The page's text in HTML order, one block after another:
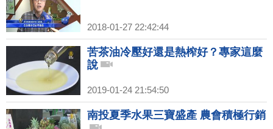
2018-01-27 22:42:44
苦茶油冷壓好還是熱榨好？專家這麼
說
2019-01-24 21:54:50
南投夏季水果三寶盛產 農會積極行銷